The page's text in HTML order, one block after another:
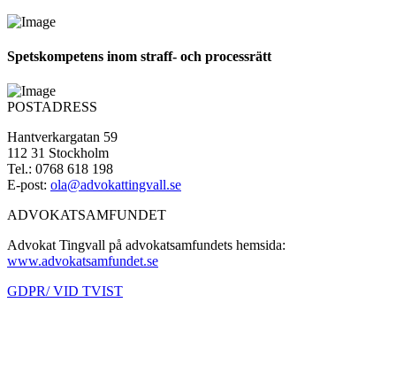
Spetskompetens inom straff- och processrätt
POSTADRESS
Hantverkargatan 59
112 31 Stockholm
Tel.: 0768 618 198
E-post: ola@advokattingvall.se
ADVOKATSAMFUNDET
Advokat Tingvall på advokatsamfundets hemsida:
www.advokatsamfundet.se
GDPR/ VID TVIST